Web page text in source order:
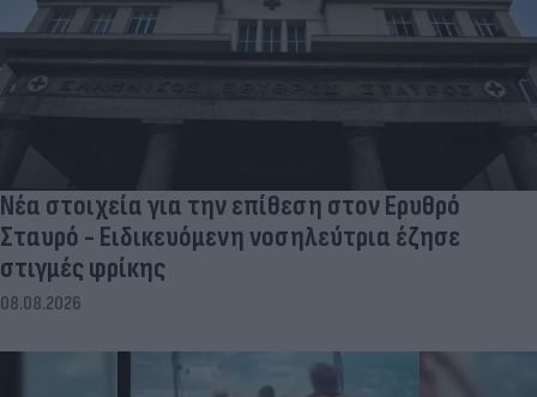
Νέα στοιχεία για την επίθεση στον Ερυθρό
Σταυρό - Ειδικευόμενη νοσηλεύτρια έζησε
στιγμές φρίκης
08.08.2026